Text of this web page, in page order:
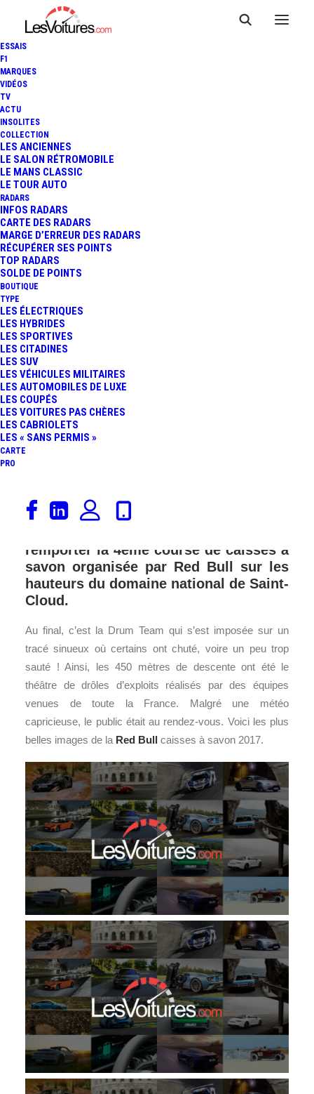
ESSAIS
F1
MARQUES
VIDÉOS
TV
ACTU
INSOLITES
COLLECTION
LES ANCIENNES
LE SALON RÉTROMOBILE
LE MANS CLASSIC
LE TOUR AUTO
RADARS
INFOS RADARS
CARTE DES RADARS
MARGE D’ERREUR DES RADARS
RÉCUPÉRER SES POINTS
TOP RADARS
SOLDE DE POINTS
BOUTIQUE
TYPE
LES ÉLECTRIQUES
LES HYBRIDES
LES SPORTIVES
LES CITADINES
LES SUV
LES VÉHICULES MILITAIRES
LES AUTOMOBILES DE LUXE
LES COUPÉS
LES VOITURES PAS CHÈRES
LES CABRIOLETS
LES « SANS PERMIS »
CARTE
PRO
RED BULL CAISSES À SAVON :
L'ALBUM PHOTO DE LA
1 Minute
Elles étaient 51 équipes en lice le
dimanche 1er octobre à vouloir
remporter la 4ème course de caisses à
savon organisée par Red Bull sur les
hauteurs du domaine national de Saint-
Cloud.
Au final, c’est la Drum Team qui s’est imposée sur un
tracé sinueux où certains ont chuté, voire un peu trop
sauté ! Ainsi, les 450 mètres de descente ont été le
théâtre de drôles d’exploits réalisés par des équipes
venues de toute la France. Malgré une météo
capricieuse, le public était au rendez-vous. Voici les plus
belles images de la Red Bull caisses à savon 2017.